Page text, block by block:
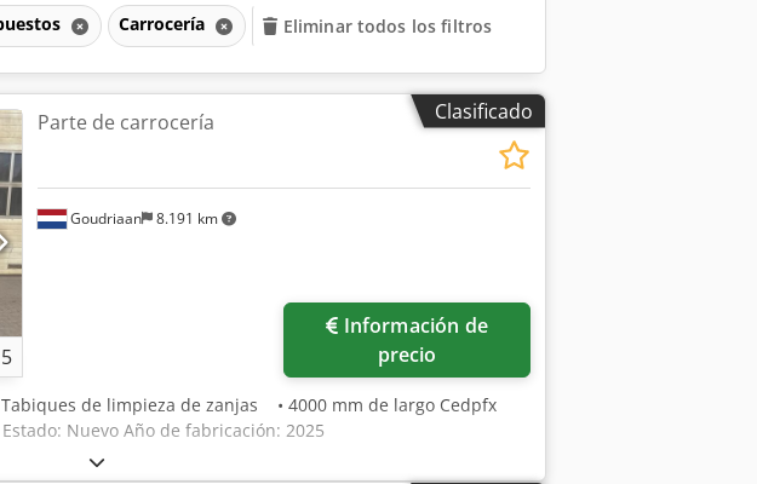
Carrocería Eliminar todos los filtros
Clasificado
5
Goudriaan 8.191 km
Parte de carrocería
precio
de limpieza de zanjas • 4000 mm de largo Cedpfx
Nuevo Año de fabricación: 2025